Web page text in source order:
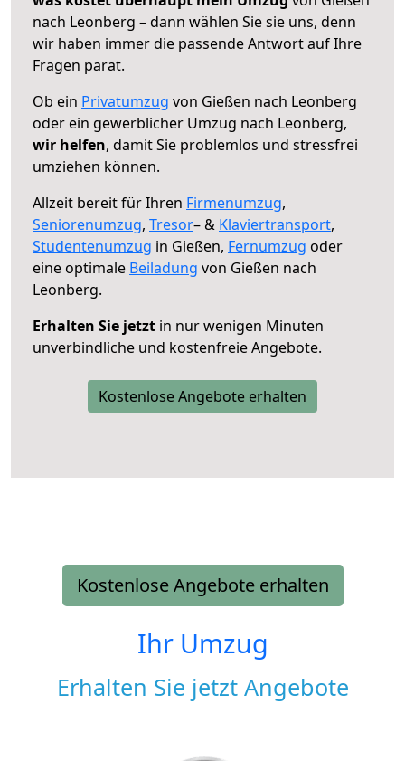
nach Leonberg – dann wählen Sie sie uns, denn
wir haben immer die passende Antwort auf Ihre
Fragen parat.
Ob ein Privatumzug von Gießen nach Leonberg
oder ein gewerblicher Umzug nach Leonberg,
wir helfen, damit Sie problemlos und stressfrei
umziehen können.
Allzeit bereit für Ihren Firmenumzug,
Seniorenumzug, Tresor– & Klaviertransport,
Studentenumzug in Gießen, Fernumzug oder
eine optimale Beiladung von Gießen nach
Leonberg.
Erhalten Sie jetzt in nur wenigen Minuten
unverbindliche und kostenfreie Angebote.
Kostenlose Angebote erhalten
Kostenlose Angebote erhalten
Ihr Umzug
Erhalten Sie jetzt Angebote